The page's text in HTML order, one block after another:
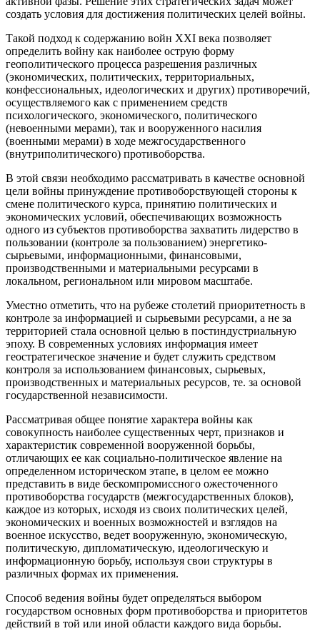
создать условия для достижения политических целей войны.
Такой подход к содержанию войн XXI века позволяет
определить войну как наиболее острую форму
геополитического процесса разрешения различных
(экономических, политических, территориальных,
конфессиональных, идеологических и других) противоречий,
осуществляемого как с применением средств
психологического, экономического, политического
(невоенными мерами), так и вооруженного насилия
(военными мерами) в ходе межгосударственного
(внутриполитического) противоборства.
В этой связи необходимо рассматривать в качестве основной
цели войны принуждение противоборствующей стороны к
смене политического курса, принятию политических и
экономических условий, обеспечивающих возможность
одного из субъектов противоборства захватить лидерство в
пользовании (контроле за пользованием) энергетико-
сырьевыми, информационными, финансовыми,
производственными и материальными ресурсами в
локальном, региональном или мировом масштабе.
Уместно отметить, что на рубеже столетий приоритетность в
контроле за информацией и сырьевыми ресурсами, а не за
территорией стала основной целью в постиндустриальную
эпоху. В современных условиях информация имеет
геостратегическое значение и будет служить средством
контроля за использованием финансовых, сырьевых,
производственных и материальных ресурсов, те. за основой
государственной независимости.
Рассматривая общее понятие характера войны как
совокупность наиболее существенных черт, признаков и
характеристик современной вооруженной борьбы,
отличающих ее как социально-политическое явление на
определенном историческом этапе, в целом ее можно
представить в виде бескомпромиссного ожесточенного
противоборства государств (межгосударственных блоков),
каждое из которых, исходя из своих политических целей,
экономических и военных возможностей и взглядов на
военное искусство, ведет вооруженную, экономическую,
политическую, дипломатическую, идеологическую и
информационную борьбу, используя свои структуры в
различных формах их применения.
Способ ведения войны будет определяться выбором
государством основных форм противоборства и приоритетов
действий в той или иной области каждого вида борьбы.